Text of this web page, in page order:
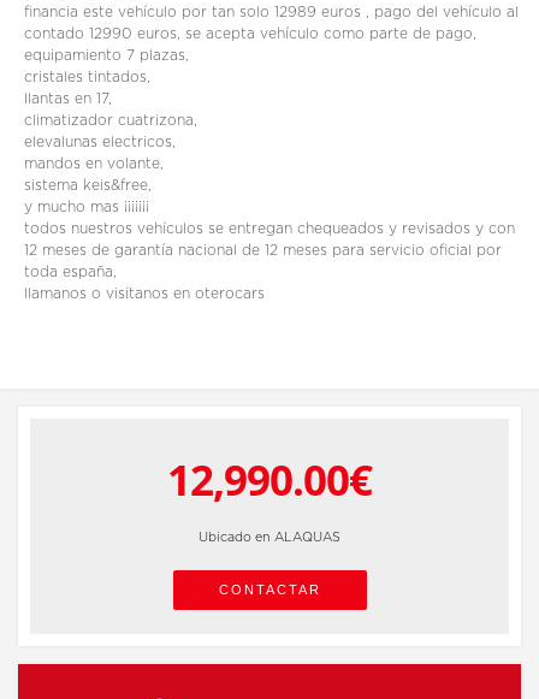
financia este vehículo por tan solo 12989 euros , pago del vehículo al
contado 12990 euros, se acepta vehículo como parte de pago,
equipamiento 7 plazas,
cristales tintados,
llantas en 17,
climatizador cuatrizona,
elevalunas electricos,
mandos en volante,
sistema keis&free,
y mucho mas ¡¡¡¡¡¡¡
todos nuestros vehículos se entregan chequeados y revisados ​​y con
12 meses de garantía nacional de 12 meses para servicio oficial por
toda españa,
llamanos o visitanos en oterocars
12,990.00€
Ubicado en ALAQUAS
CONTACTAR